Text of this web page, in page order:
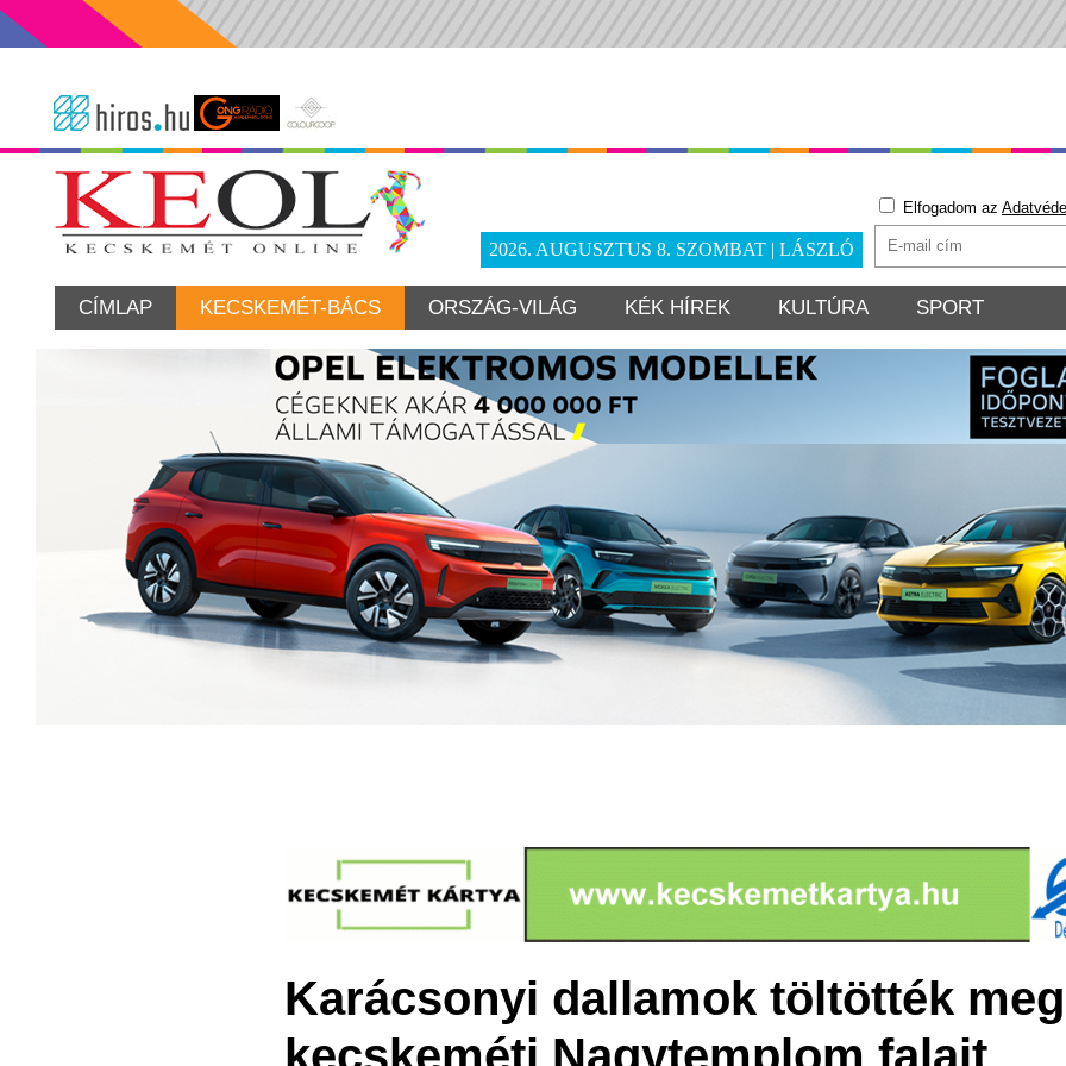
2026. AUGUSZTUS 8. SZOMBAT | LÁSZLÓ
Elfogadom az
CÍMLAP KECSKEMÉT-BÁCS ORSZÁG-VILÁG KÉK HÍREK KULTÚRA SPORT
Karácsonyi dallamok töltötték